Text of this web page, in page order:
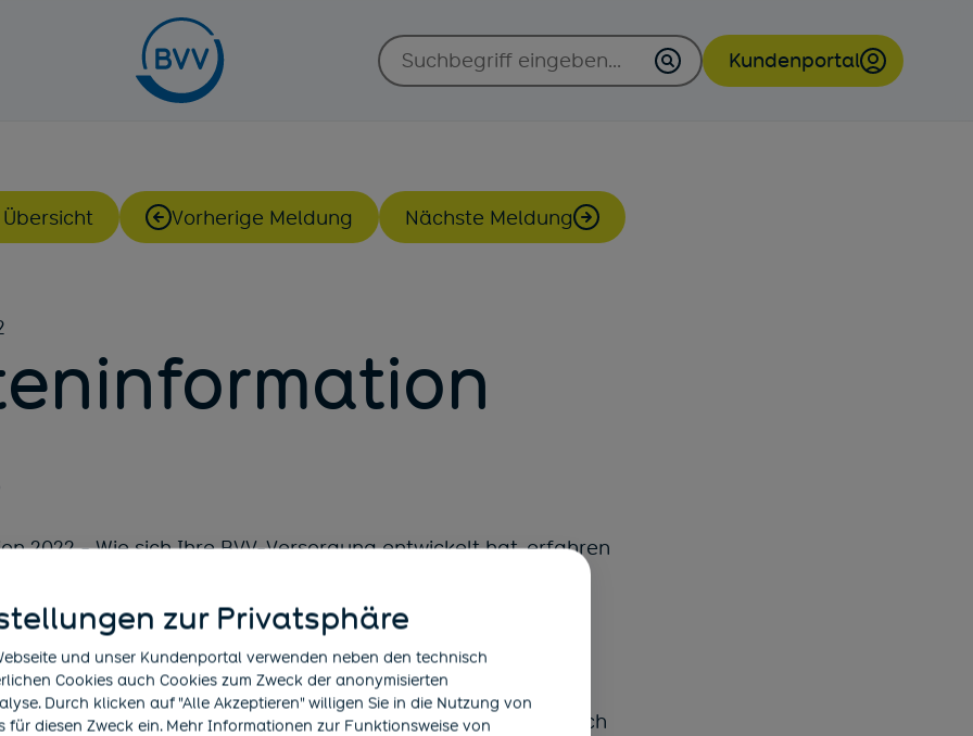
Suche:
Kundenportal(öffnet in neuem
Vorherige Meldung Nächste Meldung
2022 - Wie sich Ihre BVV-Versorgung entwickelt hat, erfahren
können Sie rechnen?
monatliche Rentenanwartschaft Sie zum 1. Januar 2022
und wie sich Ihre Altersrente per Alter 65 entwickeln wird. Auch
zur Privatsphäre
und unser Kundenportal verwenden neben den technisch
Cookies auch Cookies zum Zweck der anonymisierten
Durch klicken auf "Alle Akzeptieren" willigen Sie in die Nutzung von
für diesen Zweck ein. Mehr Informationen zur Funktionsweise von